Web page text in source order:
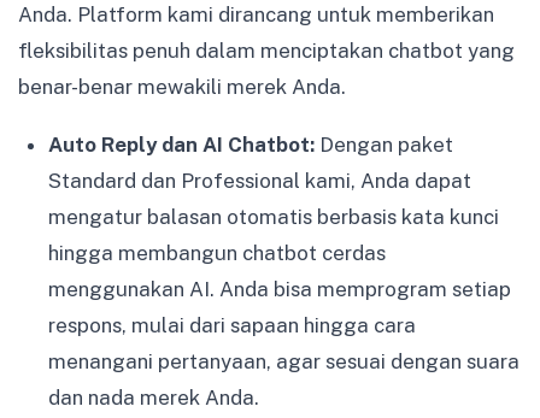
Anda. Platform kami dirancang untuk memberikan
fleksibilitas penuh dalam menciptakan chatbot yang
benar-benar mewakili merek Anda.
Auto Reply dan AI Chatbot: Dengan paket
Standard dan Professional kami, Anda dapat
mengatur balasan otomatis berbasis kata kunci
hingga membangun chatbot cerdas
menggunakan AI. Anda bisa memprogram setiap
respons, mulai dari sapaan hingga cara
menangani pertanyaan, agar sesuai dengan suara
dan nada merek Anda.